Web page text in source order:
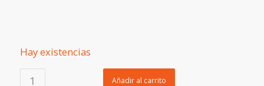
Hay existencias
Añadir al carrito